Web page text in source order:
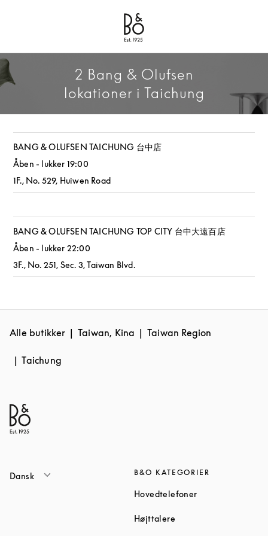
Bang & Olufsen - Exist to Create
Link Opens in New Tab
2 Bang & Olufsen
lokationer i Taichung
BANG & OLUFSEN TAICHUNG 台中店
Åben - lukker 19:00
1F., No. 529, Huiwen Road
BANG & OLUFSEN TAICHUNG TOP CITY 台中大遠百店
Åben - lukker 22:00
3F., No. 251, Sec. 3, Taiwan Blvd.
Alle butikker Taiwan, Kina Taiwan Region
Taichung
Dansk B&O KATEGORIER
HovedtelefonerLink Opens in
Højttalere